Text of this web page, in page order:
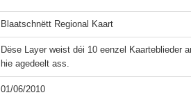
Blaatschnëtt Regional Kaart
Dëse Layer weist déi 10 eenzel Kaarteblieder
hie agedeelt ass.
01/06/2010